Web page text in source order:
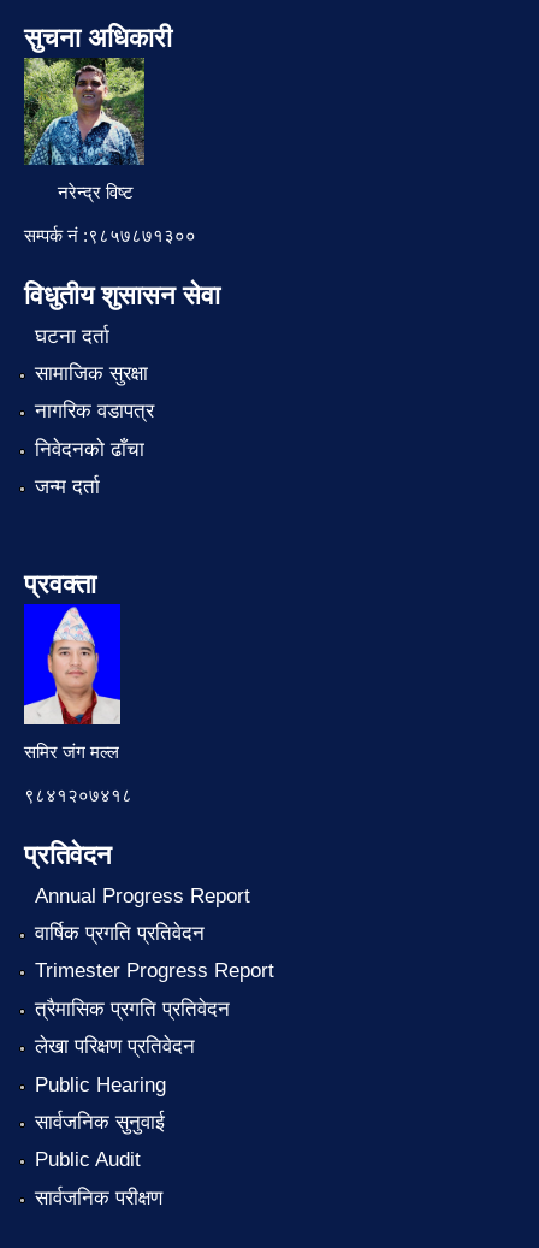
सुचना अधिकारी
नरेन्द्र विष्ट
सम्पर्क नं :९८५७८७१३००
विधुतीय शुसासन सेवा
घटना दर्ता
सामाजिक सुरक्षा
नागरिक वडापत्र
निवेदनको ढाँचा
जन्म दर्ता
प्रवक्ता
समिर जंग मल्ल
९८४१२०७४१८
प्रतिवेदन
Annual Progress Report
वार्षिक प्रगति प्रतिवेदन
Trimester Progress Report
त्रैमासिक प्रगति प्रतिवेदन
लेखा परिक्षण प्रतिवेदन
Public Hearing
सार्वजनिक सुनुवाई
Public Audit
सार्वजनिक परीक्षण